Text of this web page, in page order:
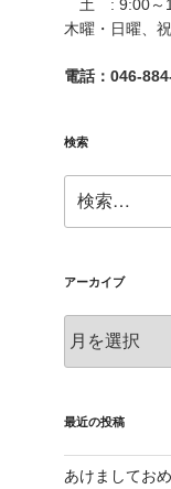
土 : 9:00～
木曜・日曜、
電話：046-
検索
索:
アーカイブ
ー
ブ
最近の投稿
あけましてお